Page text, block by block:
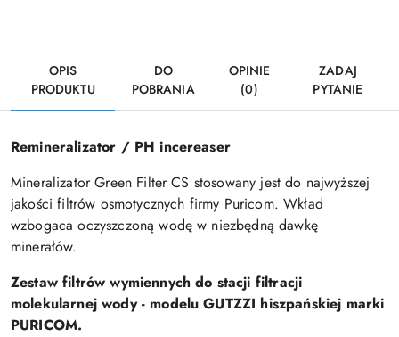
OPIS
PRODUKTU
DO
POBRANIA
OPINIE
(0)
ZADAJ
PYTANIE
Remineralizator / PH incereaser
Mineralizator Green Filter CS stosowany jest do najwyższej
jakości filtrów osmotycznych firmy Puricom. Wkład
wzbogaca oczyszczoną wodę w niezbędną dawkę
minerałów.
Zestaw filtrów wymiennych do stacji filtracji
molekularnej wody - modelu GUTZZI hiszpańskiej marki
PURICOM.